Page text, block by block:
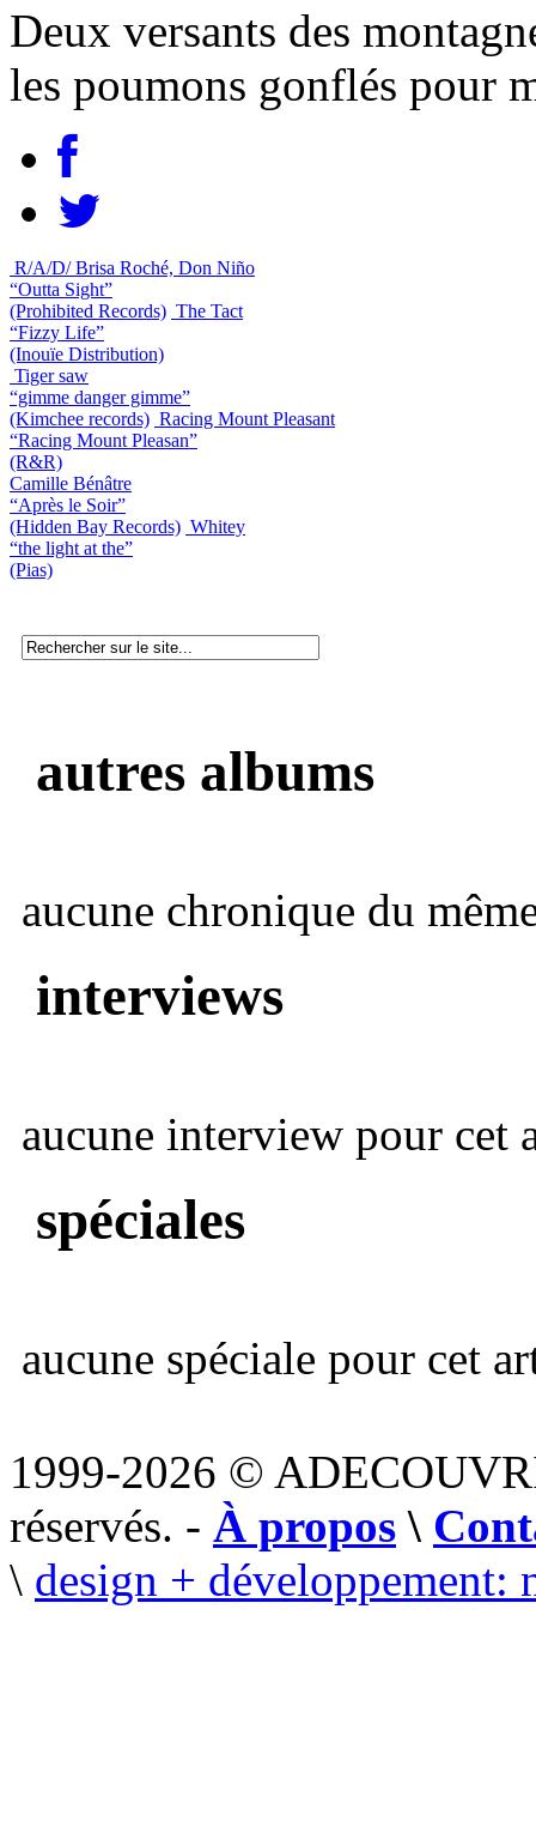
Deux versants des
les poumons gonflés pour
R/A/D/ Brisa Roché, Don Niño
“Outta Sight”
(Prohibited Records) The Tact
“Fizzy Life”
(Inouïe Distribution)
Tiger saw
“gimme danger gimme”
(Kimchee records) Racing Mount Pleasant
“Racing Mount Pleasan”
(R&R)
Camille Bénâtre
“Après le Soir”
(Hidden Bay Records) Whitey
“the light at the”
(Pias)
autres albums
aucune chronique du
interviews
aucune interview pour cet
spéciales
aucune spéciale pour cet
1999-2026 ©
réservés. - À propos \
\ design + développement: